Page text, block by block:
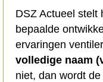
DSZ Actueel stelt
bepaalde
ervaringen
volledige naam
niet, dan wordt